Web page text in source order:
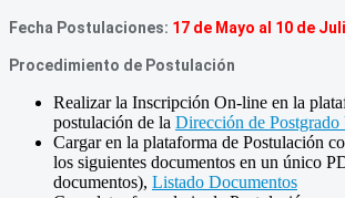
Fecha Postulaciones: 17 de Mayo al 10 de
Procedimiento de Postulación
Realizar la Inscripción On-line en la
postulación de la Dirección de Postgrado
Cargar en la plataforma de Postulación
los siguientes documentos en un único
documentos), Listado Documentos